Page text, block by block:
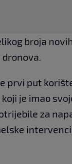
broja
prvi put
je imao
za